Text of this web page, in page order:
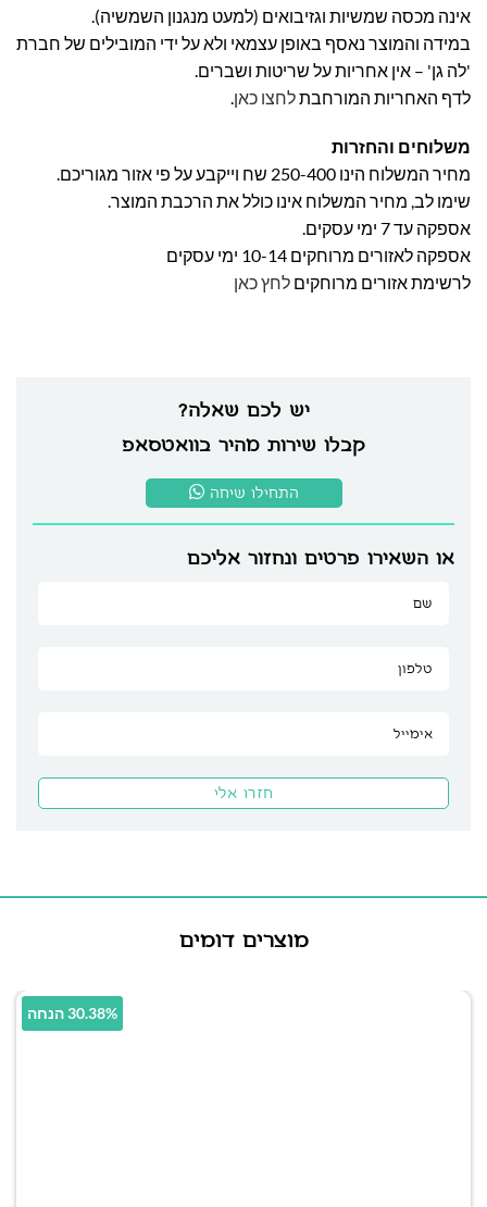
יש לכם שאלה?
קבלו שירות מהיר בוואטסאפ
התחילו שיחה
או השאירו פרטים ונחזור אליכם
אינה מכסה שמשיות וגזיבואים (למעט מנגנון השמשיה).
במידה והמוצר נאסף באופן עצמאי ולא על ידי המובילים של חברת
'לה גן' – אין אחריות על שריטות ושברים.
לדף האחריות המורחבתלחצו כאן.
משלוחים והחזרות
מחיר המשלוח הינו 250-400 שח וייקבע על פי אזור מגוריכם.
שימו לב, מחיר המשלוח אינו כולל את הרכבת המוצר.
אספקה עד 7 ימי עסקים.
אספקה לאזורים מרוחקים 10-14 ימי עסקים
לרשימת אזורים מרוחקים לחץ כאן
מוצרים דומים
30.38% הנחה